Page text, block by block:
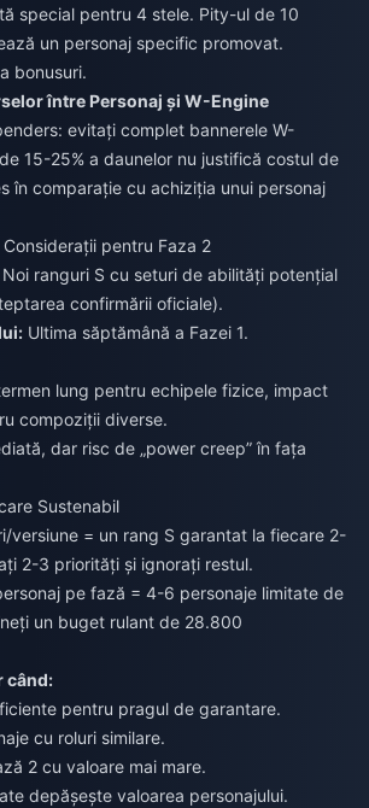
special pentru 4 stele. Pity-ul de 10
un personaj specific promovat.
bonusuri.
între Personaj și W-Engine
evitați complet bannerele W-
15-25% a daunelor nu justifică costul de
în comparație cu achiziția unui personaj
pentru Faza 2
Noi ranguri S cu seturi de abilități potențial
confirmării oficiale).
Ultima săptămână a Fazei 1.
lung pentru echipele fizice, impact
compoziții diverse.
dar risc de „power creep” în fața
Sustenabil
versiune = un rang S garantat la fiecare 2-
2-3 priorități și ignorați restul.
pe fază = 4-6 personaje limitate de
un buget rulant de 28.800
când:
pentru pragul de garantare.
cu roluri similare.
2 cu valoare mai mare.
depășește valoarea personajului.